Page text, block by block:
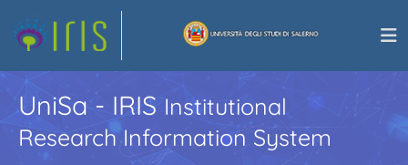
UniSa - IRISInstitutional
Research Information System